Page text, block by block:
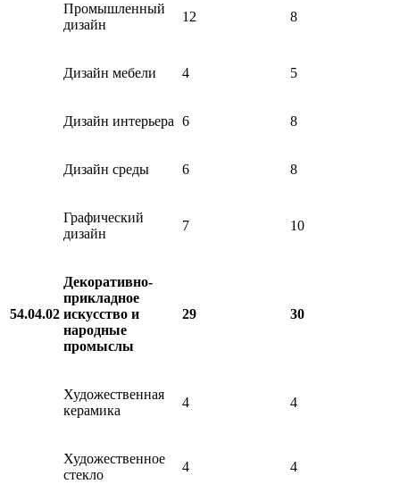
Промышленный
дизайн
12 8
Дизайн мебели 4 5
Дизайн интерьера 6 8
Дизайн среды 6 8
Графический
дизайн
7 10
54.04.02
Декоративно-
прикладное
искусство и
народные
промыслы
29 30
Художественная
керамика
4 4
Художественное
стекло
4 4